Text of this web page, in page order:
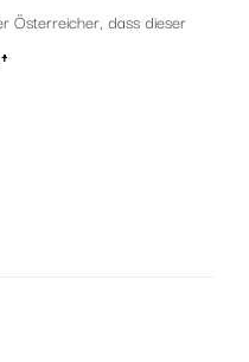
Österreicher, dass dieser
↑